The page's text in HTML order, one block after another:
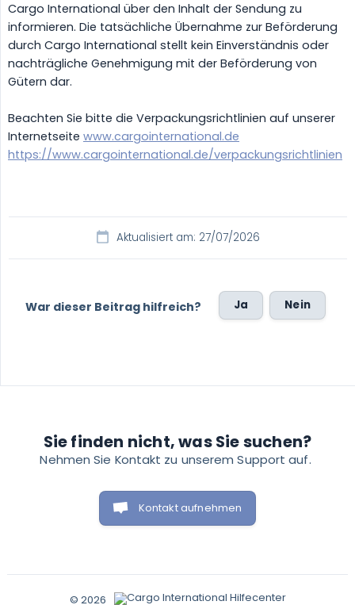
Cargo International über den Inhalt der Sendung zu
informieren. Die tatsächliche Übernahme zur Beförderung
durch Cargo International stellt kein Einverständnis oder
nachträgliche Genehmigung mit der Beförderung von
Gütern dar.
Beachten Sie bitte die Verpackungsrichtlinien auf unserer
Internetseite www.cargointernational.de
https://www.cargointernational.de/verpackungsrichtlinien
Aktualisiert am: 27/07/2026
War dieser Beitrag hilfreich? Ja Nein
Sie finden nicht, was Sie suchen?
Kontakt aufnehmen
© 2026